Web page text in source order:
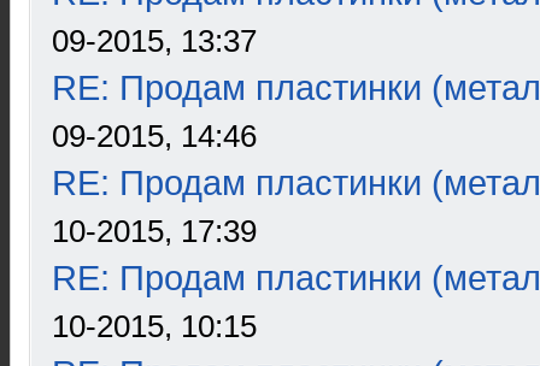
09-2015, 13:37
RE: Продам пластинки
09-2015, 14:46
RE: Продам пластинки
10-2015, 17:39
RE: Продам пластинки
10-2015, 10:15